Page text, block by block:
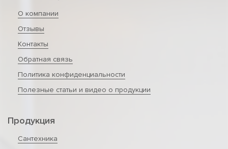
О компании
Отзывы
Контакты
Обратная связь
Политика конфиденциальности
Полезные статьи и видео о продукции
Продукция
Сантехника